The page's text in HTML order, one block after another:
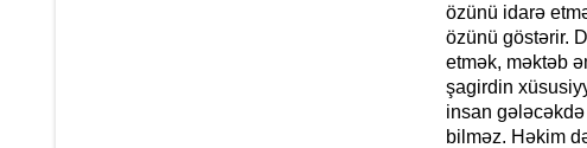
özünü idarə
özünü göstərir.
etmək, məktəb
şagirdin
insan
bilməz. Həkim